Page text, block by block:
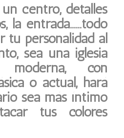
un centro, detalles
la entrada……todo
tu personalidad al
sea una iglesia
con
o actual, hará
sea más íntimo
tus colores